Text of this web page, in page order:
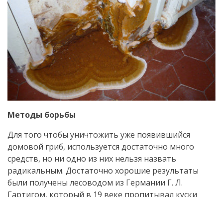
Методы борьбы
Для того чтобы уничтожить уже появившийся
домовой гриб, используется достаточно много
средств, но ни одно из них нельзя назвать
радикальным. Достаточно хорошие результаты
были получены лесоводом из Германии Г. Л.
Гартигом, который в 19 веке пропитывал куски